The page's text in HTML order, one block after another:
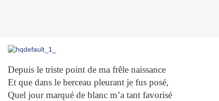
Depuis le triste point de ma frêle naissance
Et que dans le berceau pleurant je fus posé,
Quel jour marqué de blanc m’a tant favorisé